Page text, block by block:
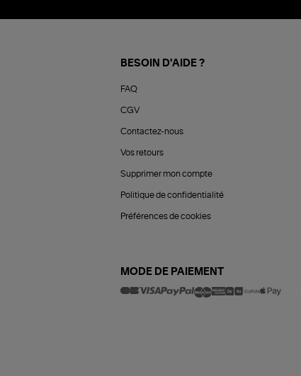
BESOIN D'AIDE ?
FAQ
CGV
Contactez-nous
Vos retours
Supprimer mon compte
Politique de confidentialité
Préférences de cookies
MODE DE PAIEMENT